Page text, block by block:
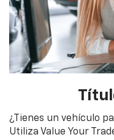
¿Tienes un vehículo
Utiliza Value Your